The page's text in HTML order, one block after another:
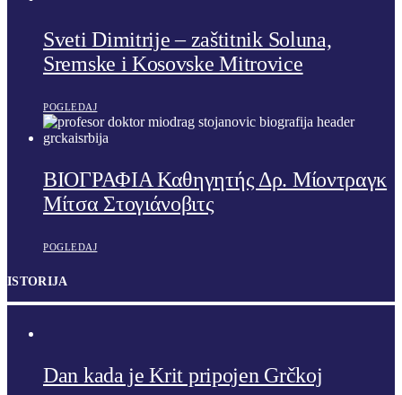
Sveti Dimitrije – zaštitnik Soluna,
Sremske i Kosovske Mitrovice
POGLEDAJ
ΒΙΟΓΡΑΦΙΑ Καθηγητής Δρ. Μίοντραγκ
Μίτσα Στογιάνοβιτς
POGLEDAJ
ISTORIJA
Dan kada je Krit pripojen Grčkoj